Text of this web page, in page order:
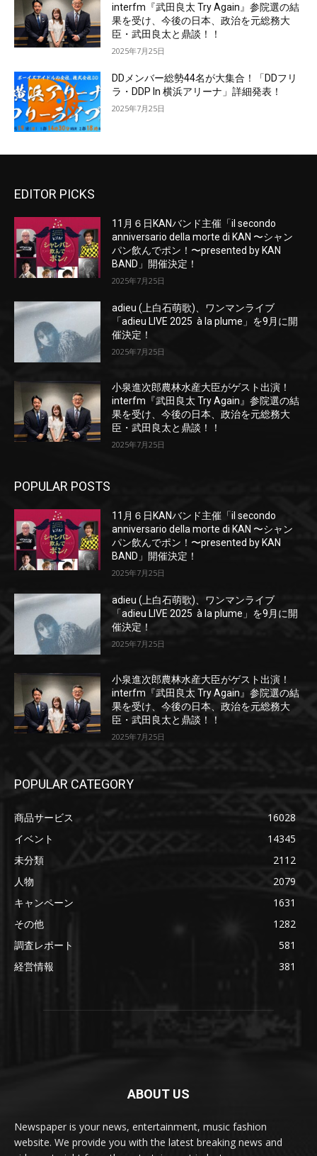
interfm『武田良太 Try Again』参院選の結
果を受け、今後の日本、政治を元総務大
臣・武田良太と鼎談！！
2025年7月25日
DDメンバー総勢44名が大集合！「DDフリ
ラ・DDP In 横浜アリーナ」詳細発表！
2025年7月25日
EDITOR PICKS
11月６日KANバンド主催「il secondo
anniversario della morte di KAN 〜シャン
パン飲んでポン！〜presented by KAN
BAND」開催決定！
2025年7月25日
adieu (上白石萌歌)、ワンマンライブ
「adieu LIVE 2025 à la plume」を9月に開
催決定！
2025年7月25日
小泉進次郎農林水産大臣がゲスト出演！
interfm『武田良太 Try Again』参院選の結
果を受け、今後の日本、政治を元総務大
臣・武田良太と鼎談！！
2025年7月25日
POPULAR POSTS
11月６日KANバンド主催「il secondo
anniversario della morte di KAN 〜シャン
パン飲んでポン！〜presented by KAN
BAND」開催決定！
2025年7月25日
adieu (上白石萌歌)、ワンマンライブ
「adieu LIVE 2025 à la plume」を9月に開
催決定！
2025年7月25日
小泉進次郎農林水産大臣がゲスト出演！
interfm『武田良太 Try Again』参院選の結
果を受け、今後の日本、政治を元総務大
臣・武田良太と鼎談！！
2025年7月25日
POPULAR CATEGORY
商品サービス
16028
イベント
14345
未分類
2112
人物
2079
キャンペーン
1631
その他
1282
調査レポート
581
経営情報
381
ABOUT US
Newspaper is your news, entertainment, music fashion
website. We provide you with the latest breaking news and